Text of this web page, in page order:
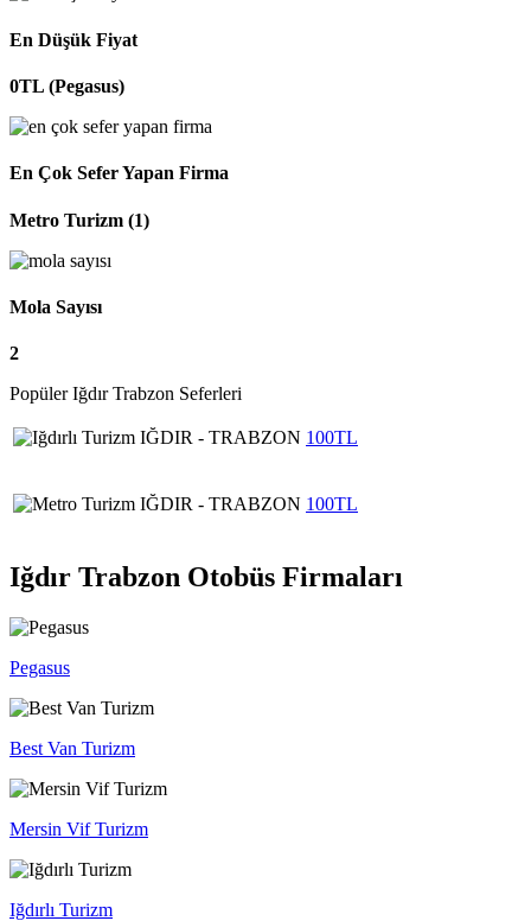
En Düşük Fiyat
0TL (Pegasus)
En Çok Sefer Yapan Firma
Metro Turizm (1)
Mola Sayısı
2
Popüler Iğdır Trabzon Seferleri
IĞDIR - TRABZON 100TL
IĞDIR - TRABZON 100TL
Iğdır Trabzon Otobüs Firmaları
Pegasus
Best Van Turizm
Mersin Vif Turizm
Iğdırlı Turizm